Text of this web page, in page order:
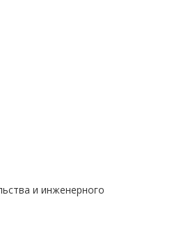
и инженерного